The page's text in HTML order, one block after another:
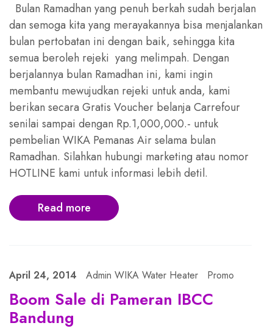
Bulan Ramadhan yang penuh berkah sudah berjalan
dan semoga kita yang merayakannya bisa menjalankan
bulan pertobatan ini dengan baik, sehingga kita
semua beroleh rejeki yang melimpah. Dengan
berjalannya bulan Ramadhan ini, kami ingin
membantu mewujudkan rejeki untuk anda, kami
berikan secara Gratis Voucher belanja Carrefour
senilai sampai dengan Rp.1,000,000.- untuk
pembelian WIKA Pemanas Air selama bulan
Ramadhan. Silahkan hubungi marketing atau nomor
HOTLINE kami untuk informasi lebih detil.
Read more
April 24, 2014 Admin WIKA Water Heater Promo
Boom Sale di Pameran IBCC
Bandung